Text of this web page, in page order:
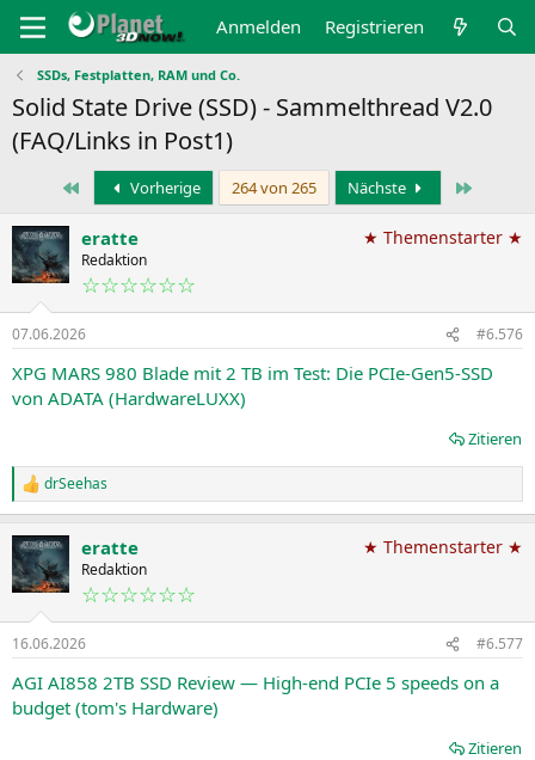
Anmelden Registrieren
SSDs, Festplatten, RAM und Co.
Solid State Drive (SSD) - Sammelthread V2.0
(FAQ/Links in Post1)
Erste Vorherige 264 von 265 Nächste
eratte
Redaktion
☆☆☆☆☆☆
★ Themenstarter ★
07.06.2026 #6.576
XPG MARS 980 Blade mit 2 TB im Test: Die PCIe-Gen5-SSD
von ADATA (HardwareLUXX)
Zitieren
R
e
k
t
i
n
e
n
:
drSeehas
eratte
Redaktion
☆☆☆☆☆☆
★ Themenstarter ★
16.06.2026 #6.577
AGI AI858 2TB SSD Review — High-end PCIe 5 speeds on a
budget (tom's Hardware)
Zitieren